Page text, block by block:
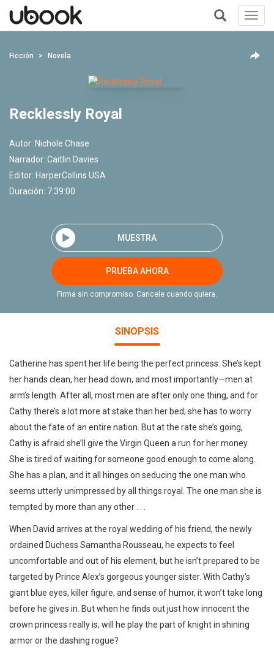
+
Ficción Novela
Recklessly Royal
Autor: Nichole Chase
Narrador: Caitlin Davies
Editor: HarperCollins USA
Duración: 7:39:00
MUESTRA
PRUEBA AHORA
Firma sin compromiso. Cancele cuando quiera.
SINOPSIS
Catherine has spent her life being the perfect princess. She’s kept
her hands clean, her head down, and most importantly—men at
arm’s length. After all, most men are after only one thing, and for
Cathy there’s a lot more at stake than her bed; she has to worry
about the fate of an entire nation. But at the rate she’s going,
Cathy is afraid she’ll give the Virgin Queen a run for her money.
She is tired of waiting for someone good enough to come along.
She has a plan, and it all hinges on seducing the one man who
seems utterly unimpressed by all things royal. The one man she is
tempted by more than any other . . .
When David arrives at the royal wedding of his friend, the newly
ordained Duchess Samantha Rousseau, he expects to feel
uncomfortable and out of his element, but he isn’t prepared to be
targeted by Prince Alex’s gorgeous younger sister. With Cathy’s
giant blue eyes, killer figure, and sense of humor, it won’t take long
before he gives in. But when he finds out just how innocent the
crown princess really is, will he play the part of knight in shining
armor or the dashing rogue?